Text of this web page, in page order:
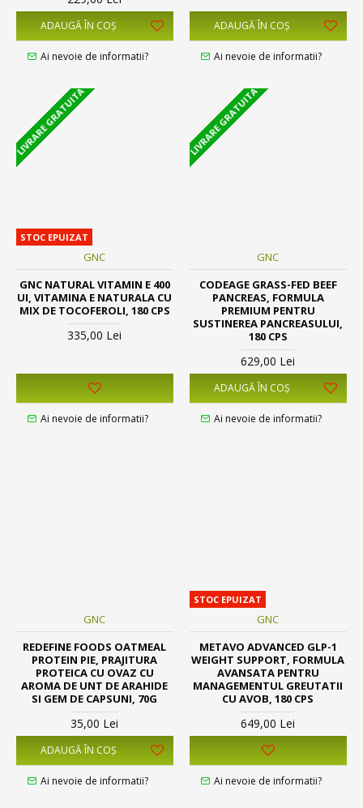
ADAUGĂ ÎN COŞ
Ai nevoie de informatii?
ADAUGĂ ÎN COŞ
Ai nevoie de informatii?
LIVRARE GRATUITA
STOC EPUIZAT
GNC
GNC NATURAL VITAMIN E 400
UI, VITAMINA E NATURALA CU
MIX DE TOCOFEROLI, 180 CPS
335,00 Lei
Ai nevoie de informatii?
LIVRARE GRATUITA
GNC
CODEAGE GRASS-FED BEEF
PANCREAS, FORMULA
PREMIUM PENTRU
SUSTINEREA PANCREASULUI,
180 CPS
629,00 Lei
ADAUGĂ ÎN COŞ
Ai nevoie de informatii?
GNC
REDEFINE FOODS OATMEAL
PROTEIN PIE, PRAJITURA
PROTEICA CU OVAZ CU
AROMA DE UNT DE ARAHIDE
SI GEM DE CAPSUNI, 70G
35,00 Lei
ADAUGĂ ÎN COŞ
Ai nevoie de informatii?
STOC EPUIZAT
GNC
METAVO ADVANCED GLP-1
WEIGHT SUPPORT, FORMULA
AVANSATA PENTRU
MANAGEMENTUL GREUTATII
CU AVOB, 180 CPS
649,00 Lei
Ai nevoie de informatii?